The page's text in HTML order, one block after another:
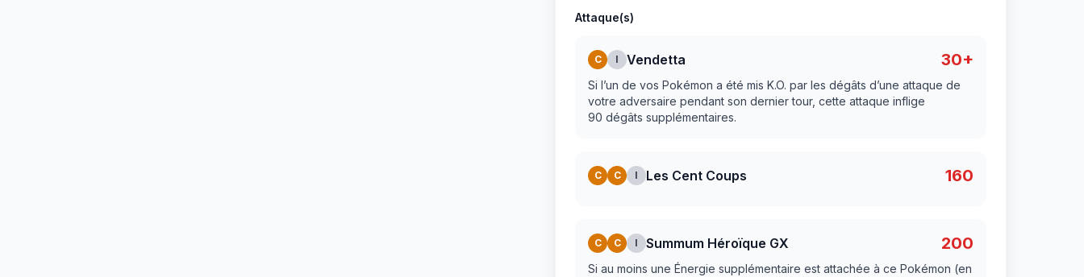
Attaque(s)
C I Vendetta 30+
Si l’un de vos Pokémon a été mis K.O. par les dégâts d’une attaque de
votre adversaire pendant son dernier tour, cette attaque inflige
90 dégâts supplémentaires.
C C I Les Cent Coups 160
C C I Summum Héroïque GX 200
Si au moins une Énergie supplémentaire est attachée à ce Pokémon (en